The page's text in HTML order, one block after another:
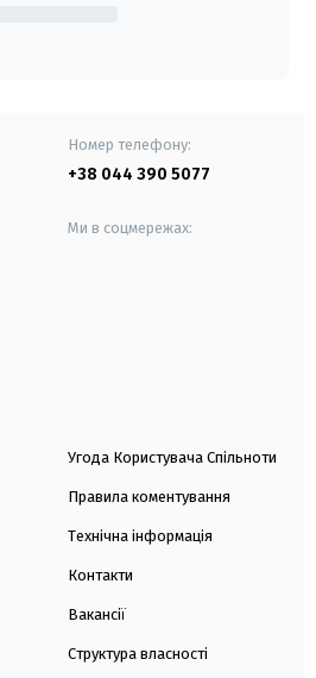
Номер телефону:
+38 044 390 5077
Ми в соцмережах:
Угода Користувача Спільноти
Правила коментування
Технічна інформація
Контакти
Вакансії
Структура власності